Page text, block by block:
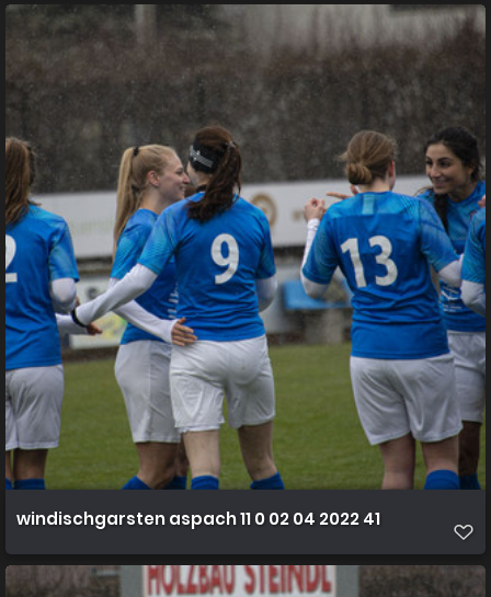
windischgarsten aspach 11 0 02 04 2022 41